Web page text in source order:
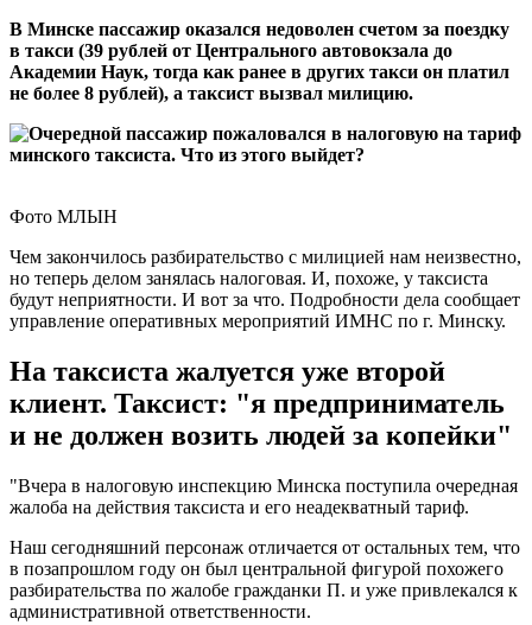
В Минске пассажир оказался недоволен счетом за поездку
в такси (39 рублей от Центрального автовокзала до
Академии Наук, тогда как ранее в других такси он платил
не более 8 рублей), а таксист вызвал милицию.
Фото МЛЫН
Чем закончилось разбирательство с милицией нам неизвестно,
но теперь делом занялась налоговая. И, похоже, у таксиста
будут неприятности. И вот за что. Подробности дела сообщает
управление оперативных мероприятий ИМНС по г. Минску.
На таксиста жалуется уже второй
клиент. Таксист: "я предприниматель
и не должен возить людей за копейки"
"Вчера в налоговую инспекцию Минска поступила очередная
жалоба на действия таксиста и его неадекватный тариф.
Наш сегодняшний персонаж отличается от остальных тем, что
в позапрошлом году он был центральной фигурой похожего
разбирательства по жалобе гражданки П. и уже привлекался к
административной ответственности.